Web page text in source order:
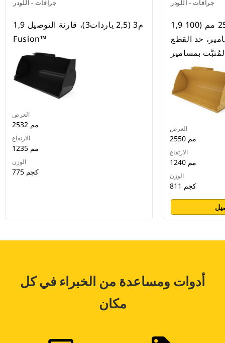
جرافات - اللودر
1,9 م3 (2,5 ياردات3)، قارنة التوصيل
Fusion™
العرض
2532 مم
الارتفاع
1235 مم
الوزن
775 كجم
جرافات - اللودر
1,9 م3 (2,5 ياردة3)، 2550 مم (100
حد القطع
بمسامير
العرض
2550 مم
الارتفاع
1240 مم
الوزن
811 كجم
أدوات ومساعدة من الخبراء في كل
مكان